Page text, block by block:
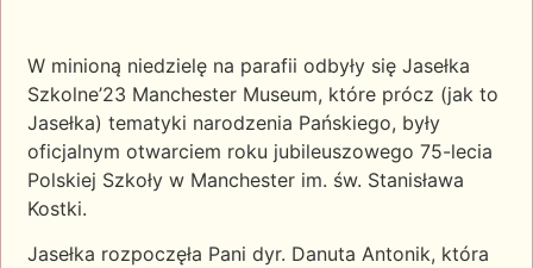
W minioną niedzielę na parafii odbyły się Jasełka
Szkolne’23 Manchester Museum, które prócz (jak to
Jasełka) tematyki narodzenia Pańskiego, były
oficjalnym otwarciem roku jubileuszowego 75-lecia
Polskiej Szkoły w Manchester im. św. Stanisława
Kostki.
Jasełka rozpoczęła Pani dyr. Danuta Antonik, która